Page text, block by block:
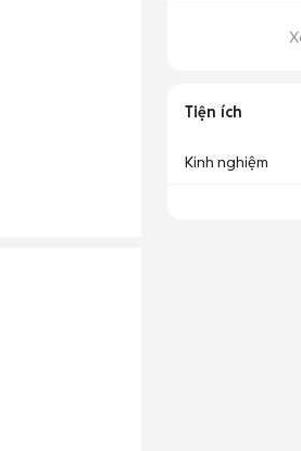
Tiện ích
Kinh nghiệm